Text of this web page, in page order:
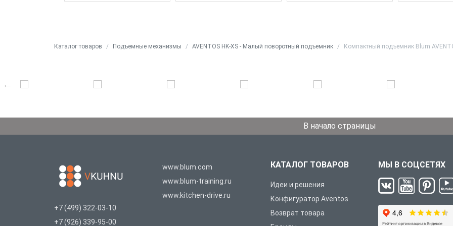
Каталог товаров Подъемные механизмы AVENTOS HK-XS - Малый поворотный подъемник Компактный подъемник Blum
В начало страницы
+7 (499) 322-03-10
+7 (926) 339-95-00
www.blum.com
www.blum-training.ru
www.kitchen-drive.ru
КАТАЛОГ ТОВАРОВ
Идеи и решения
Конфигуратор Aventos
Возврат товара
МЫ В СОЦСЕТЯХ